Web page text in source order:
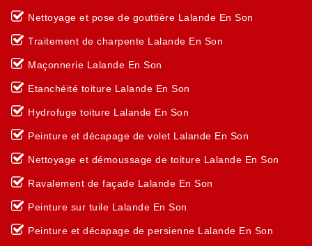
Nettoyage et pose de gouttière Lalande En Son
Traitement de charpente Lalande En Son
Maçonnerie Lalande En Son
Etanchéité toiture Lalande En Son
Hydrofuge toiture Lalande En Son
Peinture et décapage de volet Lalande En Son
Nettoyage et démoussage de toiture Lalande En Son
Ravalement de façade Lalande En Son
Peinture sur tuile Lalande En Son
Peinture et décapage de persienne Lalande En Son